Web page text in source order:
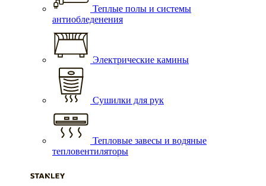
Теплые полы и системы
антиобледенения
Электрические камины
Сушилки для рук
Тепловые завесы и водяные
тепловентиляторы